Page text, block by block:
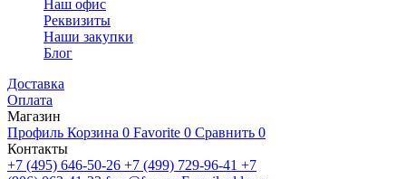
Наш офис
Реквизиты
Наши закупки
Блог
Доставка
Оплата
Магазин
Профиль Корзина 0 Favorite 0 Сравнить 0
Контакты
+7 (495) 646-50-26 +7 (499) 729-96-41 +7